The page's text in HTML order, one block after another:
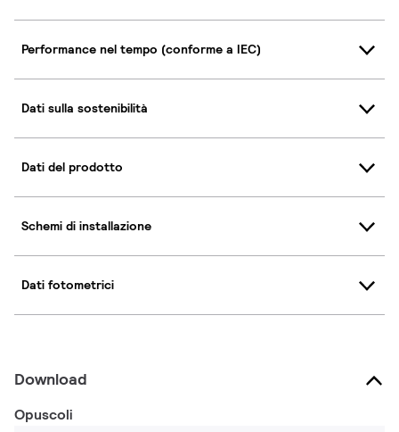
Performance nel tempo (conforme a IEC)
Dati sulla sostenibilità
Dati del prodotto
Schemi di installazione
Dati fotometrici
Download
Opuscoli